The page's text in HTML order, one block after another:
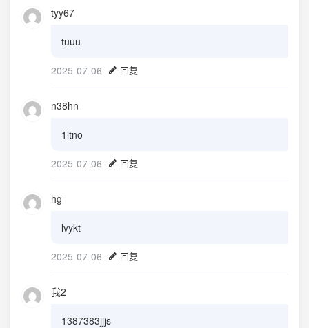
tyy67
tuuu
2025-07-06 回复
n38hn
1ltno
2025-07-06 回复
hg
lvykt
2025-07-06 回复
我2
1387383jjjs